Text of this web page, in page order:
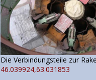
Die
46.039924,63.031853